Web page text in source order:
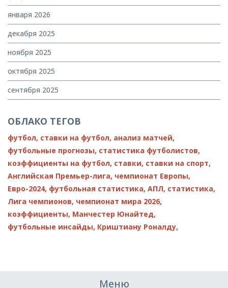
января 2026
декабря 2025
ноября 2025
октября 2025
сентября 2025
ОБЛАКО ТЕГОВ
футбол, ставки на футбол, анализ матчей,
футбольные прогнозы, статистика футболистов,
коэффициенты на футбол, ставки, ставки на спорт,
Английская Премьер-лига, чемпионат Европы,
Евро-2024, футбольная статистика, АПЛ, статистика,
Лига чемпионов, чемпионат мира 2026,
коэффициенты, Манчестер Юнайтед,
футбольные инсайды, Криштиану Роналду,
Меню